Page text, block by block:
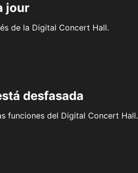
jour
de la Digital Concert Hall.
desfasada
funciones del Digital Concert Hall.